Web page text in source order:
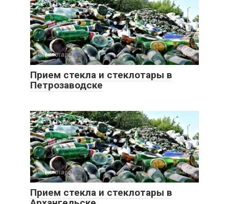
Стеклотара 0
Прием стекла и стеклотары в
Петрозаводске
Стеклотара 0
Прием стекла и стеклотары в